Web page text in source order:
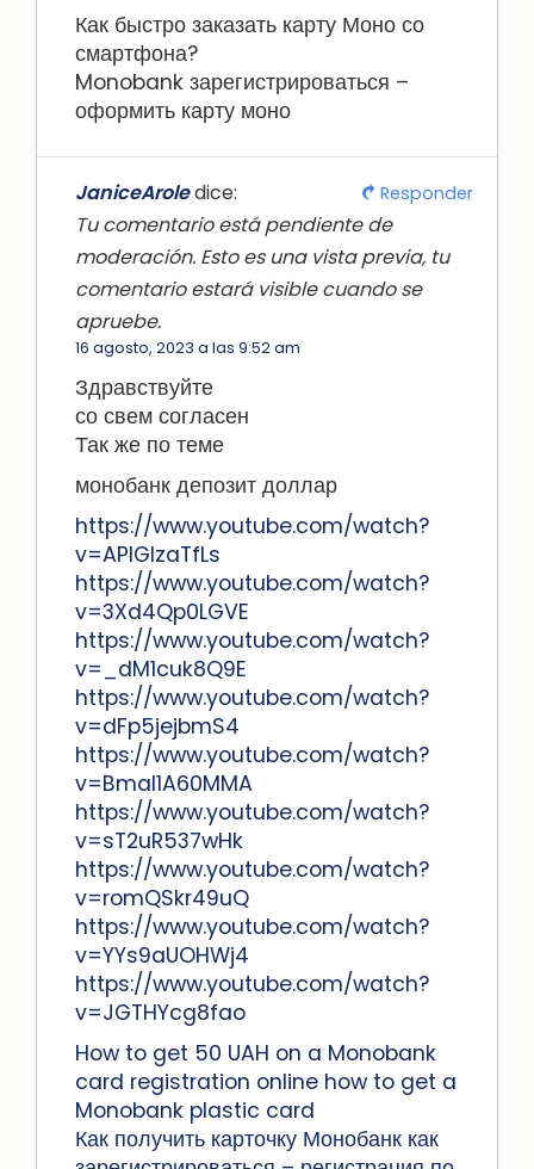
Как быстро заказать карту Моно со
смартфона?
Monobank зарегистрироваться –
оформить карту моно
JaniceAroledice:
Tu comentario está pendiente de
moderación. Esto es una vista previa, tu
comentario estará visible cuando se
apruebe.
16 agosto, 2023 a las 9:52 am
Здравствуйте
со свем согласен
Так же по теме
монобанк депозит доллар
https://www.youtube.com/watch?
v=APIGlzaTfLs
https://www.youtube.com/watch?
v=3Xd4Qp0LGVE
https://www.youtube.com/watch?
v=_dM1cuk8Q9E
https://www.youtube.com/watch?
v=dFp5jejbmS4
https://www.youtube.com/watch?
v=Bmal1A60MMA
https://www.youtube.com/watch?
v=sT2uR537wHk
https://www.youtube.com/watch?
v=romQSkr49uQ
https://www.youtube.com/watch?
v=YYs9aUOHWj4
https://www.youtube.com/watch?
v=JGTHYcg8fao
How to get 50 UAH on a Monobank
card registration online how to get a
Monobank plastic card
Как получить карточку Монобанк как
Responder